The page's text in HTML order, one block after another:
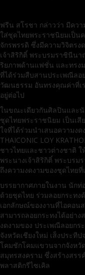
ฟรีน สโรชา กล่าวว่า มีคว
ใส่ชุดไทยพระราชนิยมเป็น
จักรพรรดิ ซึ่งมีความวิจิตรง
เจ้าสิริกิติ์ พระบรมราชินีน
ริยภาพด้านแฟชั่น และทรง
ที่ได้ร่วมสืบสานประเพณีลอ
วัฒนธรรม อันทรงคุณค่าที่เ
อยู่ต่อไป
ในขณะเดียวกันศิลปินและนั
ชุดไทยพระราชนิยม เป็นเ
ใจที่ได้ร่วมนำเสนอความง
THAICONIC LOY
ชาวไทยและชาวต่างชาติ
พระนางเจ้าสิริกิติ์ พระบร
ถึงความงดงามของชุดไทย
บรรยากาศภายในงาน นักท่
ด้วยชุดไทย ร่วมลอยกระทง
เอกลักษณ์ของงานที่ไอคอน
สามารถลอยกระทงได้อย่า
งดงามของ ประเพณีลอยกร
จังหวัดเชียงใหม่ เส็งประที
โคมชักโคมแขวนจากจังหวั
สมุทรสงคราม ซึ่งสร้างสร
พลาสติกรีไซเคิล